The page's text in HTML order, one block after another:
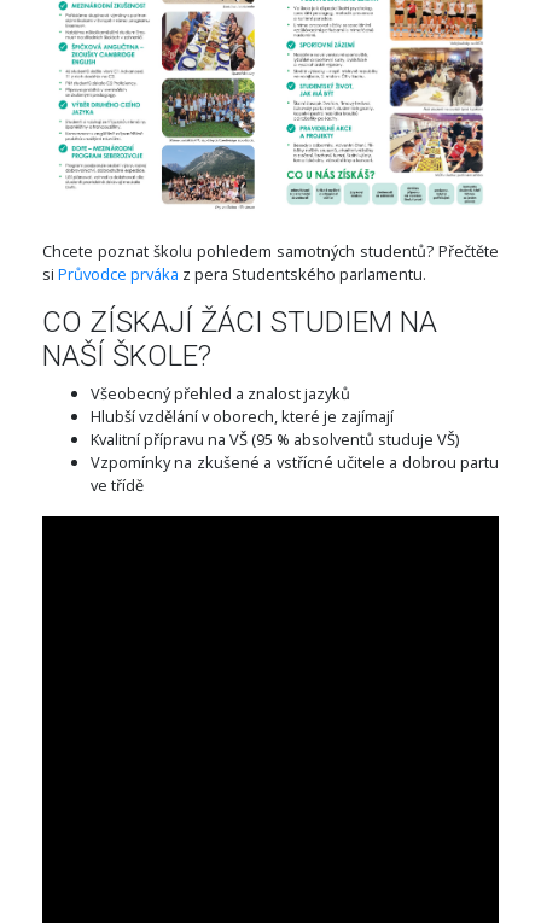
Chcete poznat školu pohledem samotných studentů? Přečtěte
si Průvodce prváka z pera Studentského parlamentu.
CO ZÍSKAJÍ ŽÁCI STUDIEM NA
NAŠÍ ŠKOLE?
Všeobecný přehled a znalost jazyků
Hlubší vzdělání v oborech, které je zajímají
Kvalitní přípravu na VŠ (95 % absolventů studuje VŠ)
Vzpomínky na zkušené a vstřícné učitele a dobrou partu
ve třídě